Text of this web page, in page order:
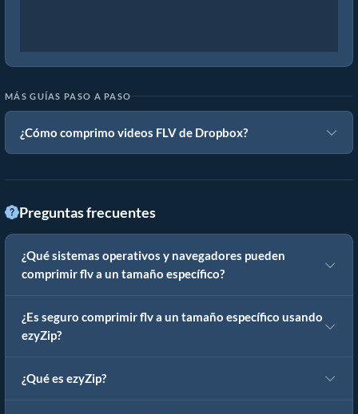
MÁS GUÍAS PASO A PASO
¿Cómo comprimo videos FLV de Dropbox?
Preguntas frecuentes
¿Qué sistemas operativos y navegadores pueden
comprimir flv a un tamaño específico?
¿Es seguro comprimir flv a un tamaño específico usando
ezyZip?
¿Qué es ezyZip?